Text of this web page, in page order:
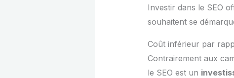
Investir dans le SEO
souhaitent se
Coût inférieur par
Contrairement aux
le SEO est un